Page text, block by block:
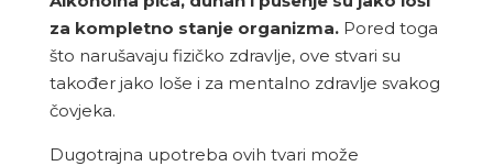
za kompletno stanje organizma.Pored toga
što narušavaju fizičko zdravlje, ove stvari su
također jako loše i za mentalno zdravlje svakog
čovjeka.
Dugotrajna upotreba ovih tvari može